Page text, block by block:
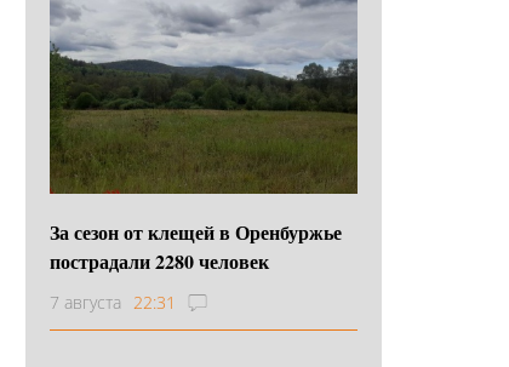
За сезон от клещей в Оренбуржье
пострадали 2280 человек
7 августа 22:31